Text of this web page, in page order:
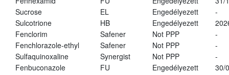
Sucrose
EL Engedélyezett
-
Sulcotrione
HB Engedélyezett
Fenclorim
Safener Not PPP
-
Fenchlorazole-ethyl
Safener Not PPP
-
Sulfaquinoxaline
Synergist Not PPP
-
Fenbuconazole
FU Engedélyezett
30/